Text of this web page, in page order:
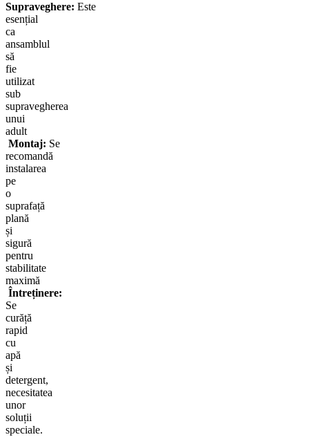
Supraveghere: Este
esențial
ca
ansamblul
să
fie
utilizat
sub
supravegherea
unui
adult
Montaj: Se
recomandă
instalarea
pe
o
suprafață
plană
și
sigură
pentru
stabilitate
maximă
Întreținere:
Se
curăță
rapid
cu
apă
și
detergent,
necesitatea
unor
soluții
speciale.